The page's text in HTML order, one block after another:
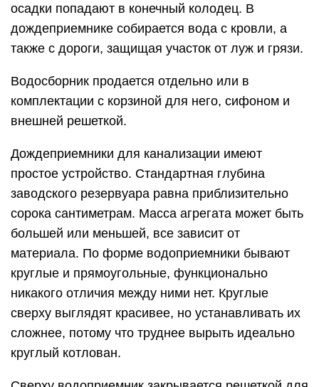
осадки попадают в конечный колодец. В
дождеприемнике собирается вода с кровли, а
также с дороги, защищая участок от луж и грязи.
Водосборник продается отдельно или в
комплектации с корзиной для него, сифоном и
внешней решеткой.
Дождеприемники для канализации имеют
простое устройство. Стандартная глубина
заводского резервуара равна приблизительно
сорока сантиметрам. Масса агрегата может быть
большей или меньшей, все зависит от
материала. По форме водоприемники бывают
круглые и прямоугольные, функционально
никакого отличия между ними нет. Круглые
сверху выглядят красивее, но устанавливать их
сложнее, потому что труднее вырыть идеально
круглый котлован.